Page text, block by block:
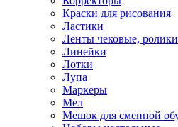
Краски для рисования
Ластики
Ленты чековые,
Линейки
Лотки
Лупа
Маркеры
Мел
Мешок для сменной